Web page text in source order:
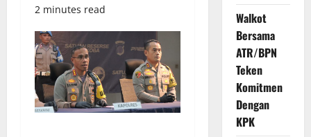
2 minutes read
Walkot
Bersama
ATR/BPN
Teken
Komitmen
Dengan
KPK